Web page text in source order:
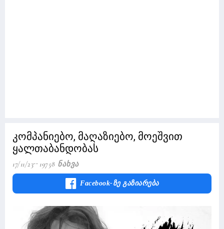
კომპანიებო, მაღაზიებო, მოეშვით
ყალთაბანდობას
17/11/23 19758 Ნახვა
Facebook-Ზე Გაზიარება